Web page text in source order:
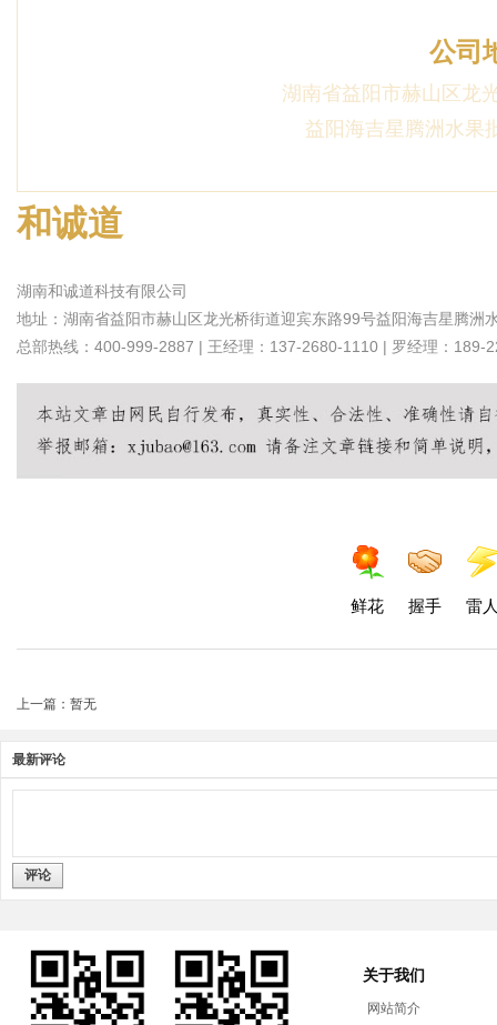
公司
湖南省益阳市赫山区龙
益阳海吉星腾洲水果
和诚道
湖南和诚道科技有限公司
地址：湖南省益阳市赫山区龙光桥街道迎宾东路99号益阳海吉星腾洲
总部热线：400-999-2887 | 王经理：137-2680-1110 | 罗经理：189-
鲜花 握手 雷
上一篇：暂无
最新评论
评论
关于我们
网站简介